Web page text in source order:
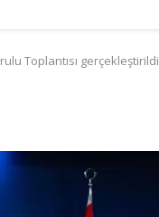
Toplantısı gerçekleştirildi